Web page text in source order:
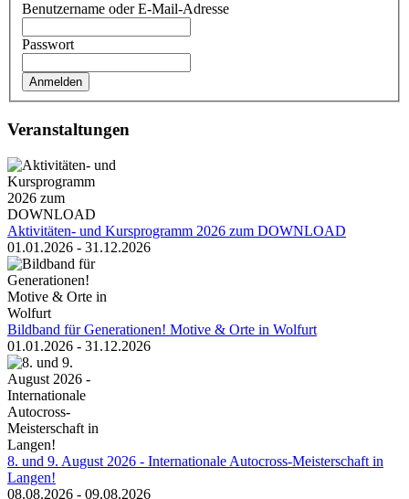
Benutzername oder E-Mail-Adresse
Passwort
Veranstaltungen
Aktivitäten- und Kursprogramm 2026 zum DOWNLOAD
01.01.2026 - 31.12.2026
Bildband für Generationen! Motive & Orte in Wolfurt
01.01.2026 - 31.12.2026
8. und 9. August 2026 - Internationale Autocross-Meisterschaft in
Langen!
08.08.2026 - 09.08.2026